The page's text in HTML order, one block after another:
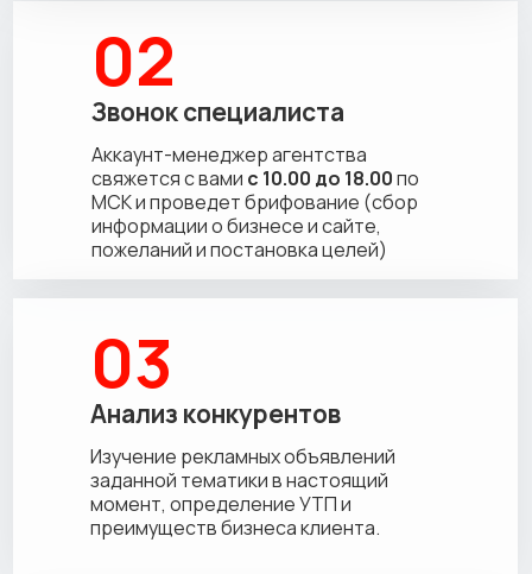
Аккаунт-менеджер агентства
свяжется с вами с 10.00 до 18.00по
МСК и проведет брифование (сбор
информации о бизнесе и сайте,
пожеланий и постановка целей)
Звонок специалиста
02
Изучение рекламных объявлений
заданной тематики в настоящий
момент, определение УТП и
преимуществ бизнеса клиента.
Анализ конкурентов
03